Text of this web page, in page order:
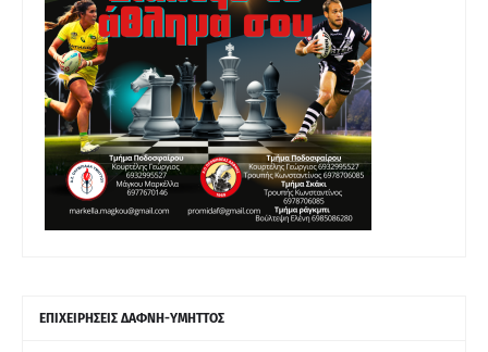
ΕΠΙΧΕΙΡΗΣΕΙΣ ΔΑΦΝΗ-ΥΜΗΤΤΟΣ